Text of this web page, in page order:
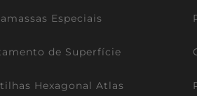
Especiais
de Superfície
Hexagonal Atlas